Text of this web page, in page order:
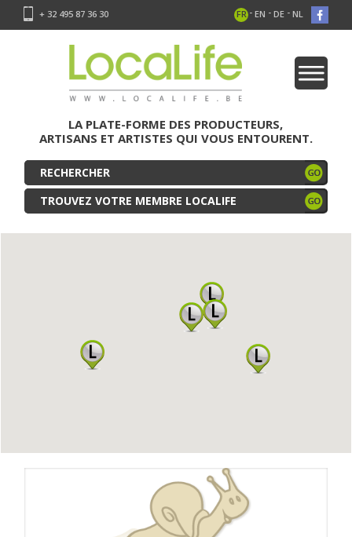
+ 32 495 87 36 30 FR - EN - DE - NL
LA PLATE-FORME DES PRODUCTEURS,
ARTISANS ET ARTISTES QUI VOUS ENTOURENT.
TROUVEZ VOTRE MEMBRE LOCALIFE